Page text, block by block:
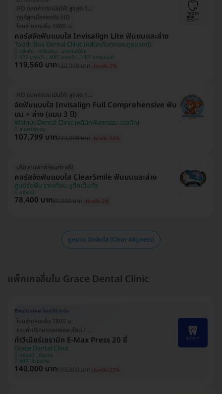
HD ออกค่าประเมินให้! สูงสุด 1500 บ.
ถูกที่สุดเมื่อจองกับ HD
โอนจ่ายลดเพิ่ม 4900 บ.
คอร์สจัดฟันแบบใส Invisalign Lite ฟันบนและล่าง
Tooth Box Dental Clinic (คลินิกทันตกรรมทูธบอกซ์)
ตลิ่งชัน , ภาษีเจริญ , บางกอกน้อย
BTS บางหว้า , MRT บางหว้า , MRT บางขุนนนท์
119,560 บาท122,000 บาท ประหยัด 2%
HD ออกค่าประเมินให้! สูงสุด 1500 บ.
จัดฟันแบบใส Invisalign Full Comprehensive ฟัน
บน + ล่าง (แบบ 3 ปี)
Walnut Dental Clinic (คลินิกทันตกรรม วอลนัท)
สมุทรปราการ
107,799 บาท223,000 บาท ประหยัด 52%
ปรึกษาแพทย์ก่อนทำ ฟรี!
คอร์สจัดฟันแบบใส ClearSmile ฟันบนและล่าง
ศูนย์จัดฟัน รากเทียม บูทีคเด็นทัล
บางกะปิ
78,400 บาท80,000 บาท ประหยัด 2%
ดูหมวด จัดฟันใส (Clear Aligners)
แพ็กเกจอื่นใน Grace Dental Clinic
โอนจ่ายลดเพิ่ม 7800 บ.
รวมค่าปรึกษาแพทย์ออนไลน์ / ที่คลินิก
ทำวีเนียร์เซรามิก E-Max Press 20 ซี่
Grace Dental Clinic
บางกะปิ , ดินแดง
MRT ห้วยขวาง
140,000 บาท193,000 บาท ประหยัด 23%